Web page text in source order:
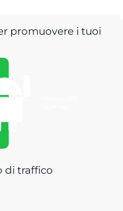
promuovere i tuoi
per
di traffico